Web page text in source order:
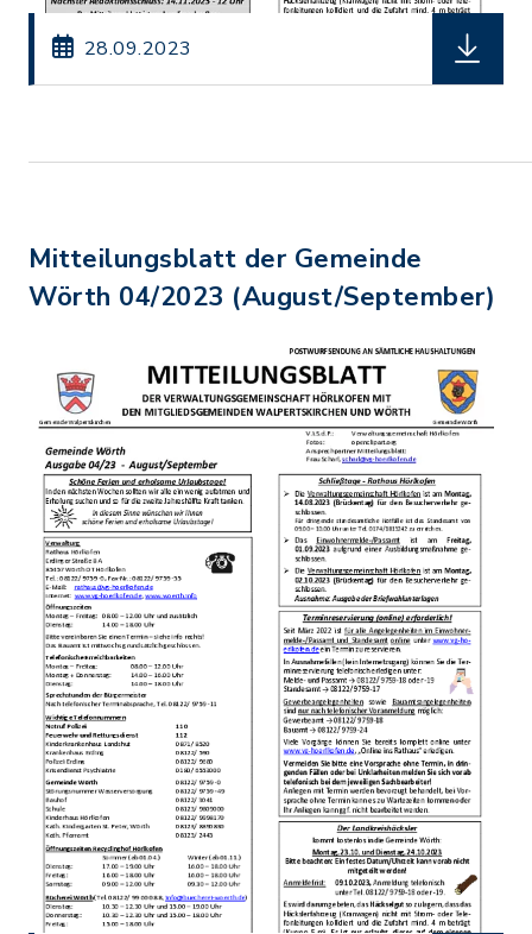
28.09.2023
Mitteilungsblatt der Gemeinde
Wörth 04/2023 (August/September)